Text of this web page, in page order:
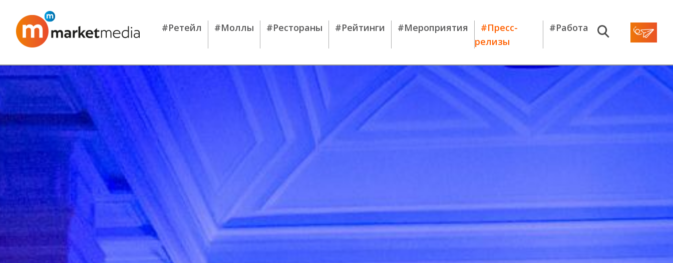
#Ретейл #Моллы #Рестораны #Рейтинги #Мероприятия
#Пресс-
релизы
#Работа